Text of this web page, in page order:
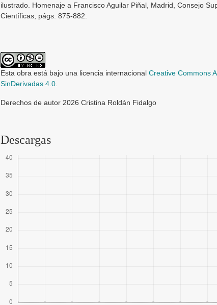
ilustrado. Homenaje a Francisco Aguilar Piñal, Madrid, Consejo
Científicas, págs. 875-882.
Esta obra está bajo una licencia internacional Creative Commons
SinDerivadas 4.0
Derechos de autor 2026 Cristina Roldán Fidalgo
Descargas